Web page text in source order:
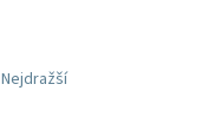
Nejdražší